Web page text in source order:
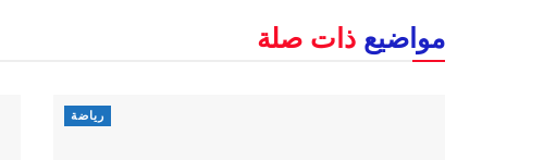
مواضيع ذات صلة
رياضة